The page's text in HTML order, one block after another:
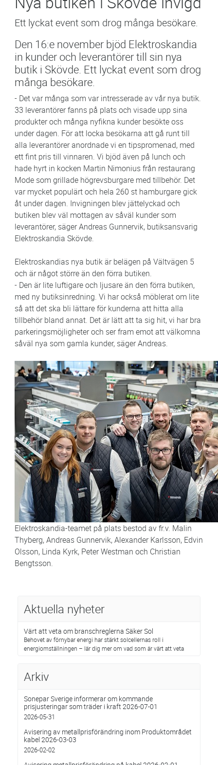
Ett lyckat event som drog många besökare.
Den 16:e november bjöd Elektroskandia
in kunder och leverantörer till sin nya
butik i Skövde. Ett lyckat event som drog
många besökare.
- Det var många som var intresserade av vår nya butik.
33 leverantörer fanns på plats och visade upp sina
produkter och många nyfikna kunder besökte oss
under dagen. För att locka besökarna att gå runt till
alla leverantörer anordnade vi en tipspromenad, med
ett fint pris till vinnaren. Vi bjöd även på lunch och
hade hyrt in kocken Martin Nimonius från restaurang
Mode som grillade högrevsburgare med tillbehör. Det
var mycket populärt och hela 260 st hamburgare gick
åt under dagen. Invigningen blev jättelyckad och
butiken blev väl mottagen av såväl kunder som
leverantörer, säger Andreas Gunnervik, butiksansvarig
Elektroskandia Skövde.
Elektroskandias nya butik är belägen på Vältvägen 5
och är något större än den förra butiken.
- Den är lite luftigare och ljusare än den förra butiken,
med ny butiksinredning. Vi har också möblerat om lite
så att det ska bli lättare för kunderna att hitta alla
tillbehör bland annat. Det är lätt att ta sig hit, vi har bra
parkeringsmöjligheter och ser fram emot att välkomna
såväl nya som gamla kunder, säger Andreas.
Elektroskandia-teamet på plats bestod av fr.v. Malin
Thyberg, Andreas Gunnervik, Alexander Karlsson, Edvin
Olsson, Linda Kyrk, Peter Westman och Christian
Bengtsson.
Aktuella nyheter
Värt att veta om branschreglerna Säker Sol
Behovet av förnybar energi har stärkt solcellernas roll i
energiomställningen – lär dig mer om vad som är värt att veta
Arkiv
Sonepar Sverige informerar om kommande
prisjusteringar som träder i kraft 2026-07-01
2026-05-31
Avisering av metallprisförändring inom Produktområdet
kabel 2026-03-03
2026-02-02